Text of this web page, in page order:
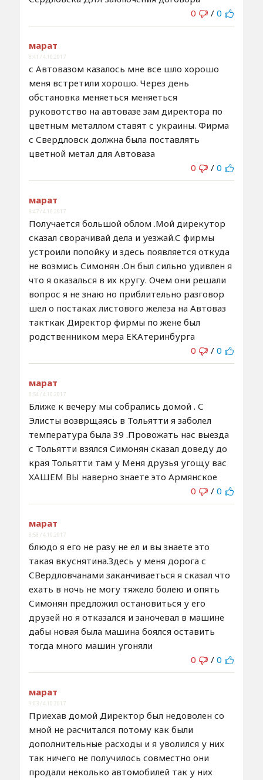
0
/ 0
марат
8:41 / 4.10.2017
с Автовазом казалось мне все шло хорошо
меня встретили хорошо. Через день
обстановка меняеться меняеться
руковотство на автовазе зам директора по
цветным металлом ставят с украины. Фирма
с Свердловск должна была поставлять
цветной метал для Автоваза
0
/ 0
марат
8:47 / 4.10.2017
Получается большой облом .Мой дирекутор
сказал сворачивай дела и уезжай.С фирмы
устроили попойку и здесь появляется откуда
не возмись Симонян .Он был сильно удивлен я
что я оказалься в их кругу. Очем они решали
вопрос я не знаю но приблительно разговор
шел о постаках листового железа на Автоваз
такткак Директор фирмы по жене был
родственником мера ЕКАтеринбурга
0
/ 0
марат
8:54 / 4.10.2017
Ближе к вечеру мы собрались домой . С
Элисты возврщаясь в Тольятти я заболел
температура была 39 .Провожать нас выезда
с Тольятти взялся Симонян сказал доведу до
края Тольятти там у Меня друзья угощу вас
ХАШЕМ ВЫ наверно знаете это Армянское
0
/ 0
марат
8:58 / 4.10.2017
блюдо я его не разу не ел и вы знаете это
такая вкуснятина.Здесь у меня дорога с
СВердловчанами заканчиваеться я сказал что
ехать в ночь не могу тяжело болею и опять
Симонян предложил остановиться у его
друзей но я отказался и заночевал в машине
дабы новая была машина боялся оставить
тогда много машин угоняли
0
/ 0
марат
9:03 / 4.10.2017
Приехав домой Директор был недоволен со
мной не расчитался потому как были
дополнительные расходы и я уволился у них
так ничего не получилось совместно они
продали неколько автомобилей так у них